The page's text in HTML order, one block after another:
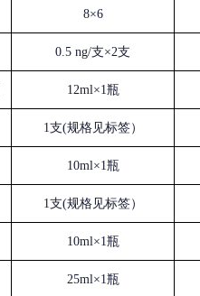
8×6
0.5 ng/支×2支
12ml×1瓶
1支(规格见标签）
10ml×1瓶
1支(规格见标签）
10ml×1瓶
25ml×1瓶